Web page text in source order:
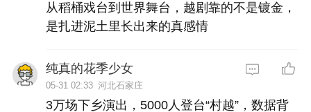
从稻桶戏台到世界舞台，越剧靠的不是镀金，
是扎进泥土里长出来的真感情
纯真的花季少女
05-31 02:33 河北石家庄
3万场下乡演出，5000人登台“村越”，数据背